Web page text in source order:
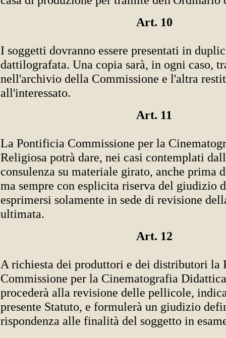
Art. 10
I soggetti dovranno essere presentati in
dattilografata. Una copia sarà, in ogni caso,
nell'archivio della Commissione e l'altra
all'interessato.
Art. 11
La Pontificia Commissione per la
Religiosa potrà dare, nei casi contemplati
consulenza su materiale girato, anche prima
ma sempre con esplicita riserva del giudizio
esprimersi solamente in sede di revisione
ultimata.
Art. 12
A richiesta dei produttori e dei distributori la
Commissione per la Cinematografia
procederà alla revisione delle pellicole,
presente Statuto, e formulerà un giudizio
rispondenza alle finalità del soggetto in